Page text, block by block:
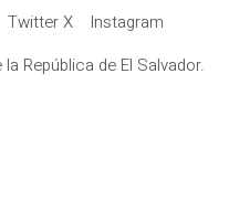
Twitter X
Instagram
República de El Salvador.